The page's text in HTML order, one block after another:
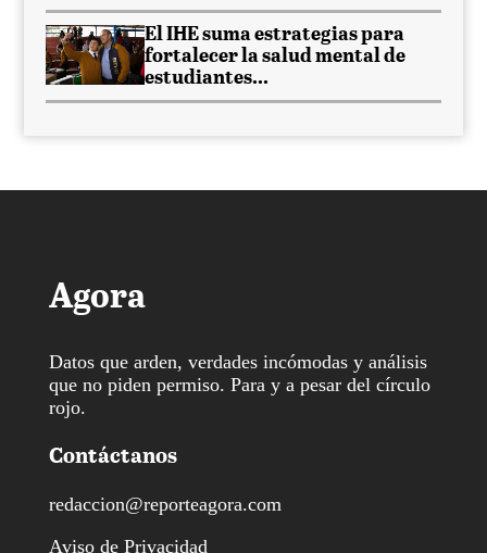
El IHE suma estrategias para
fortalecer la salud mental de
estudiantes...
Agora
Datos que arden, verdades incómodas y análisis
que no piden permiso. Para y a pesar del círculo
rojo.
Contáctanos
redaccion@reporteagora.com
Aviso de Privacidad